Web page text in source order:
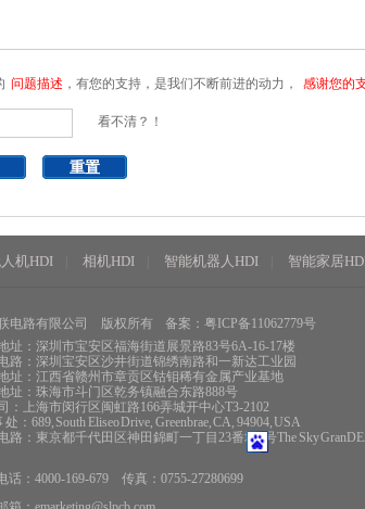
问题描述 ，有您的支持，是我们不断前进的动力， 感谢您的
看不清？！
机HDI 相机HDI 智能机器人HDI 智能家居
电路有限公司 版权所有
备案：粤ICP备11062779号
址：深圳市宝安区福海街道展景路83号6A-16-17楼
路：深圳宝安区沙井街道锦绣南路和一新达工业园
址：江西省赣州市章贡区钴钼稀有金属产业基地
址：珠海市斗门区乾务镇融合东路888号
：上海市闵行区闽虹路166弄城开中心T3-2102
处：689, South Eliseo Drive, Greenbrae, CA, 94904, USA
路：東京都千代田区神田錦町一丁目23番地8号The Sky
话：4000-169-679
传真：0755-27280699